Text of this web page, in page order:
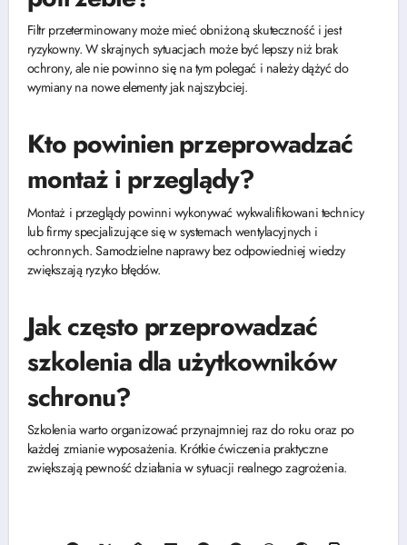
Filtr przeterminowany może mieć obniżoną skuteczność i jest
ryzykowny. W skrajnych sytuacjach może być lepszy niż brak
ochrony, ale nie powinno się na tym polegać i należy dążyć do
wymiany na nowe elementy jak najszybciej.
Kto powinien przeprowadzać
montaż i przeglądy?
Montaż i przeglądy powinni wykonywać wykwalifikowani technicy
lub firmy specjalizujące się w systemach wentylacyjnych i
ochronnych. Samodzielne naprawy bez odpowiedniej wiedzy
zwiększają ryzyko błędów.
Jak często przeprowadzać
szkolenia dla użytkowników
schronu?
Szkolenia warto organizować przynajmniej raz do roku oraz po
każdej zmianie wyposażenia. Krótkie ćwiczenia praktyczne
zwiększają pewność działania w sytuacji realnego zagrożenia.